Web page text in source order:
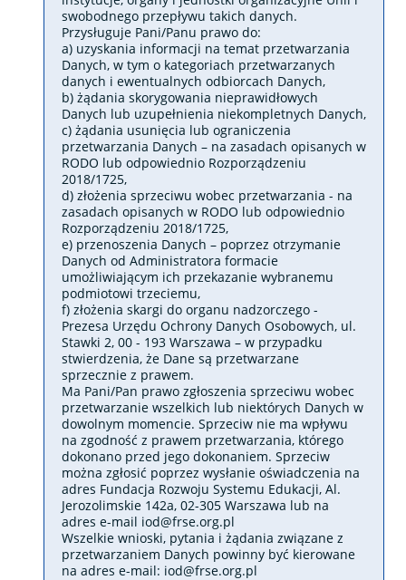
swobodnego przepływu takich danych.
Przysługuje Pani/Panu prawo do:
a) uzyskania informacji na temat przetwarzania
Danych, w tym o kategoriach przetwarzanych
danych i ewentualnych odbiorcach Danych,
b) żądania skorygowania nieprawidłowych
Danych lub uzupełnienia niekompletnych Danych,
c) żądania usunięcia lub ograniczenia
przetwarzania Danych – na zasadach opisanych w
RODO lub odpowiednio Rozporządzeniu
2018/1725,
d) złożenia sprzeciwu wobec przetwarzania - na
zasadach opisanych w RODO lub odpowiednio
Rozporządzeniu 2018/1725,
e) przenoszenia Danych – poprzez otrzymanie
Danych od Administratora formacie
umożliwiającym ich przekazanie wybranemu
podmiotowi trzeciemu,
f) złożenia skargi do organu nadzorczego -
Prezesa Urzędu Ochrony Danych Osobowych, ul.
Stawki 2, 00 - 193 Warszawa – w przypadku
stwierdzenia, że Dane są przetwarzane
sprzecznie z prawem.
Ma Pani/Pan prawo zgłoszenia sprzeciwu wobec
przetwarzanie wszelkich lub niektórych Danych w
dowolnym momencie. Sprzeciw nie ma wpływu
na zgodność z prawem przetwarzania, którego
dokonano przed jego dokonaniem. Sprzeciw
można zgłosić poprzez wysłanie oświadczenia na
adres Fundacja Rozwoju Systemu Edukacji, Al.
Jerozolimskie 142a, 02-305 Warszawa lub na
adres e-mail iod@frse.org.pl
Wszelkie wnioski, pytania i żądania związane z
przetwarzaniem Danych powinny być kierowane
na adres e-mail: iod@frse.org.pl